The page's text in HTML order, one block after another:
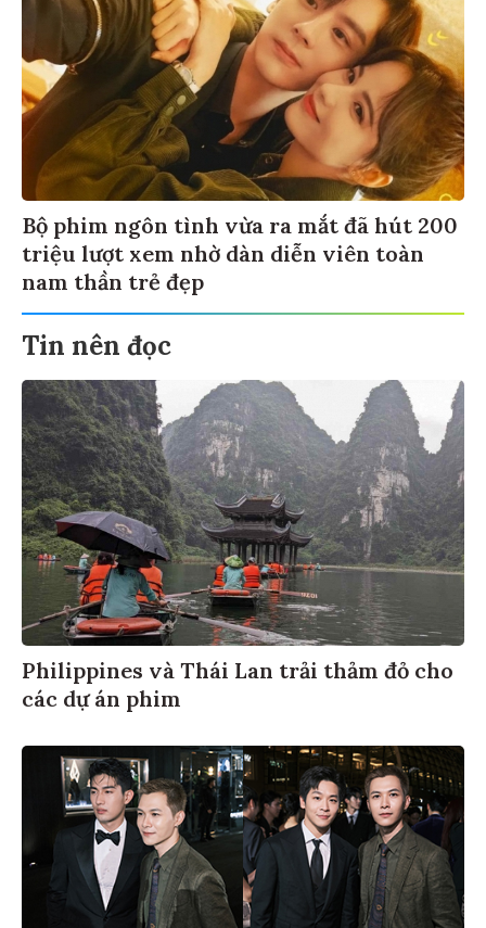
Bộ phim ngôn tình vừa ra mắt đã hút 200
triệu lượt xem nhờ dàn diễn viên toàn
nam thần trẻ đẹp
Tin nên đọc
Philippines và Thái Lan trải thảm đỏ cho
các dự án phim